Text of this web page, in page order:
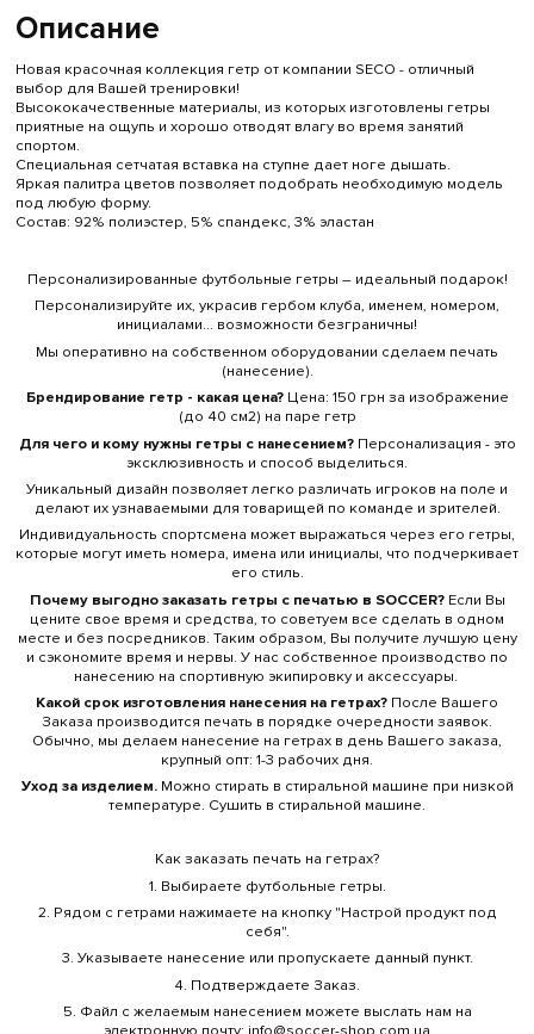
Описание
Новая красочная коллекция гетр от компании SECO - отличный
выбор для Вашей тренировки!
Высококачественные материалы, из которых изготовлены гетры
приятные на ощупь и хорошо отводят влагу во время занятий
спортом.
Специальная сетчатая вставка на ступне дает ноге дышать.
Яркая палитра цветов позволяет подобрать необходимую модель
под любую форму.
Состав: 92% полиэстер, 5% спандекс, 3% эластан
Персонализированные футбольные гетры – идеальный подарок!
Персонализируйте их, украсив гербом клуба, именем, номером,
инициалами... возможности безграничны!
Мы оперативно на собственном оборудовании сделаем печать
(нанесение).
Брендирование гетр - какая цена?Цена: 150 грн за изображение
(до 40 см2) на паре гетр
Для чего и кому нужны гетры с нанесением?Персонализация - это
эксклюзивность и способ выделиться.
Уникальный дизайн позволяет легко различать игроков на поле и
делают их узнаваемыми для товарищей по команде и зрителей.
Индивидуальность спортсмена может выражаться через его гетры,
которые могут иметь номера, имена или инициалы, что подчеркивает
его стиль.
Почему выгодно заказать гетры с печатью в SOCCER?Если Вы
цените свое время и средства, то советуем все сделать в одном
месте и без посредников. Таким образом, Вы получите лучшую цену
и сэкономите время и нервы. У нас собственное производство по
нанесению на спортивную экипировку и аксессуары.
Какой срок изготовления нанесения на гетрах? После Вашего
Заказа производится печать в порядке очередности заявок.
Обычно, мы делаем нанесение на гетрах в день Вашего заказа,
крупный опт: 1-3 рабочих дня.
Уход за изделием. Можно стирать в стиральной машине при низкой
температуре. Сушить в стиральной машине.
Как заказать печать на гетрах?
1. Выбираете футбольные гетры.
2. Рядом с гетрами нажимаете на кнопку "Настрой продукт под
себя".
3. Указываете нанесение или пропускаете данный пункт.
4. Подтверждаете Заказ.
5. Файл с желаемым нанесением можете выслать нам на